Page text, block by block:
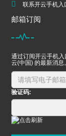
联系开云手机入
邮箱订阅
通过订阅开云手机
云(中国) 的最新消息
验证码: